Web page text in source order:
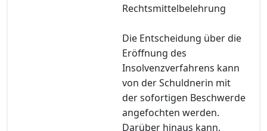
Rechtsmittelbelehrung
Die Entscheidung über die
Eröffnung des
Insolvenzverfahrens kann
von der Schuldnerin mit
der sofortigen Beschwerde
angefochten werden.
Darüber hinaus kann,